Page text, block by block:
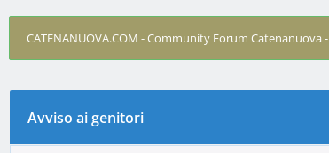
CATENANUOVA.COM - Community Forum
Avviso ai genitori